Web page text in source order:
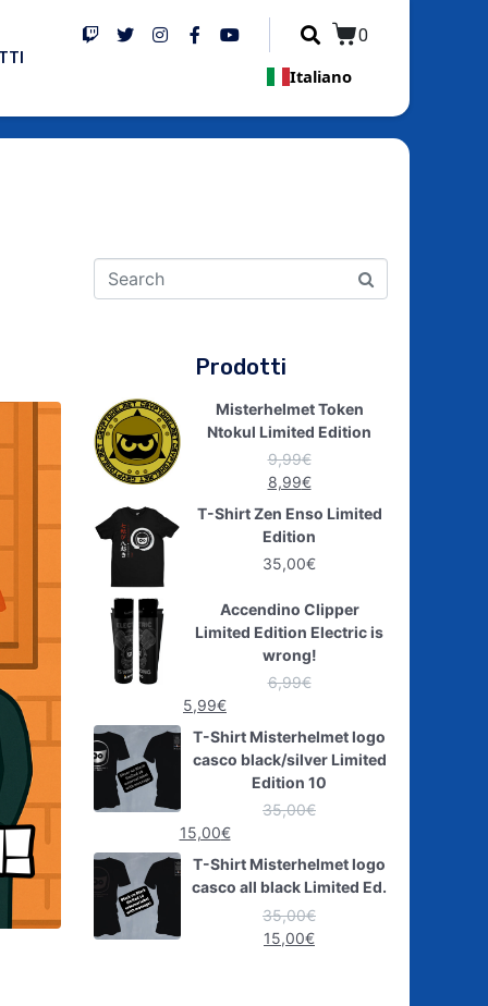
0
Italiano
Prodotti
Misterhelmet Token
Ntokul Limited Edition
9,99€
8,99€
T-Shirt Zen Enso Limited
Edition
35,00€
Accendino Clipper
Limited Edition Electric is
wrong!
6,99€
5,99€
T-Shirt Misterhelmet logo
casco black/silver Limited
Edition 10
35,00€
15,00€
T-Shirt Misterhelmet logo
casco all black Limited Ed.
35,00€
15,00€